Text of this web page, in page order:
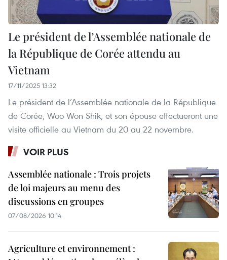
Le président de l’Assemblée nationale de
la République de Corée attendu au
Vietnam
17/11/2025 13:32
Le président de l’Assemblée nationale de la République
de Corée, Woo Won Shik, et son épouse effectueront une
visite officielle au Vietnam du 20 au 22 novembre.
VOIR PLUS
Assemblée nationale : Trois projets
de loi majeurs au menu des
discussions en groupes
07/08/2026 10:14
Agriculture et environnement :